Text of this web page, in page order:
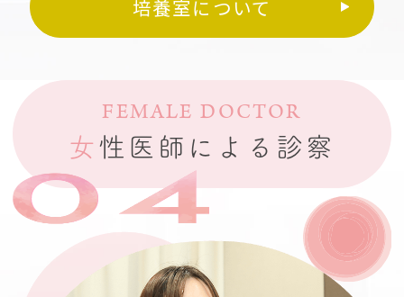
培養室について
FEMALE DOCTOR
女 性医師による診察